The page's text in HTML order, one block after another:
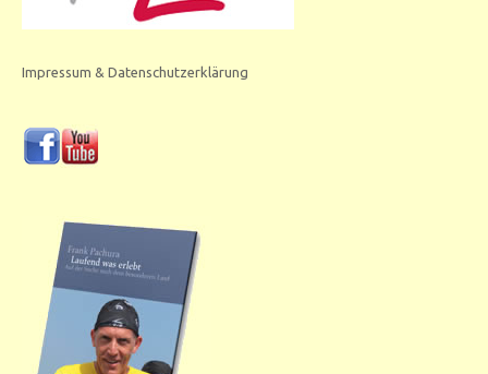
Impressum & Datenschutzerklärung